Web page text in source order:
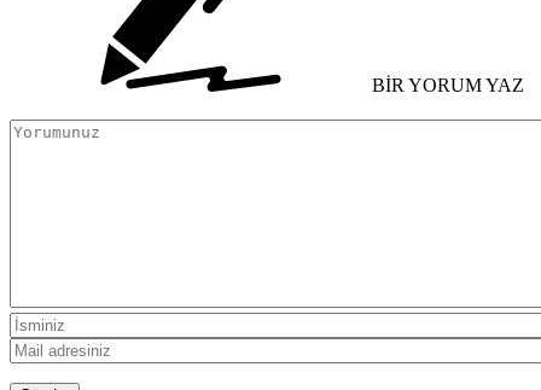
BİR YORUM YAZ